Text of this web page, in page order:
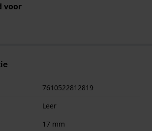
voor
7610522812819
Leer
17 mm